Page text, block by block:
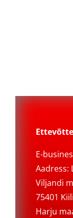
E-
Aadress:
Viljandi
75401
Harju